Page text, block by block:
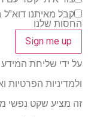
קבל מאיתנו
החסות שלנו
על ידי שליחת
ולמדיניות הפרטיות ואתה
זה מציע שקט נפשי